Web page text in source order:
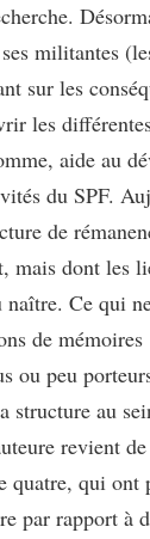
militantes
sur les
les
aide au
du SPF.
de
mais dont les
Ce qui
de
ou peu
structure au
revient
quatre, qui
par rapport à